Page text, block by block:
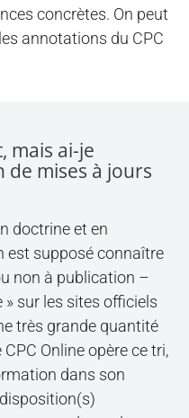
concrètes. On peut
annotations du CPC
mais ai-je
mises à jours
doctrine et en
est supposé connaître
non à publication –
» sur les sites officiels
très grande quantité
Online opère ce tri,
dans son